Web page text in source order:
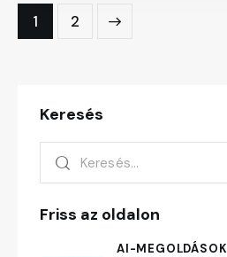
1 2
Keresés
Friss az oldalon
AI-MEGOLDÁSOK